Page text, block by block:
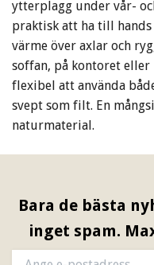
ytterplagg under vår-
praktisk att ha till
värme över axlar och
soffan, på kontoret eller
flexibel att använda
svept som filt. En
naturmaterial.
Bara de bästa
inget spam.